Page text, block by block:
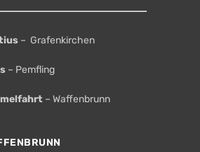
– Grafenkirchen
– Pemfling
– Waffenbrunn